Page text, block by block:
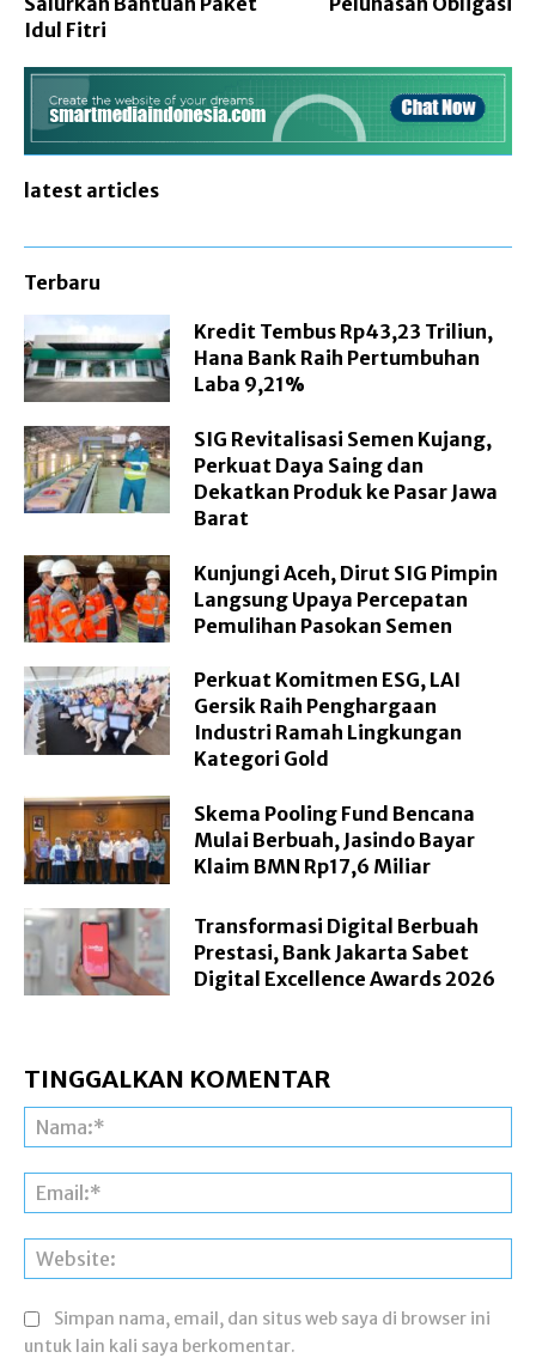
Idul Fitri
latest articles
Terbaru
Kredit Tembus Rp43,23 Triliun,
Hana Bank Raih Pertumbuhan
Laba 9,21%
SIG Revitalisasi Semen Kujang,
Perkuat Daya Saing dan
Dekatkan Produk ke Pasar Jawa
Barat
Kunjungi Aceh, Dirut SIG Pimpin
Langsung Upaya Percepatan
Pemulihan Pasokan Semen
Perkuat Komitmen ESG, LAI
Gersik Raih Penghargaan
Industri Ramah Lingkungan
Kategori Gold
Skema Pooling Fund Bencana
Mulai Berbuah, Jasindo Bayar
Klaim BMN Rp17,6 Miliar
Transformasi Digital Berbuah
Prestasi, Bank Jakarta Sabet
Digital Excellence Awards 2026
TINGGALKAN KOMENTAR
Simpan nama, email, dan situs web saya di browser ini
untuk lain kali saya berkomentar.